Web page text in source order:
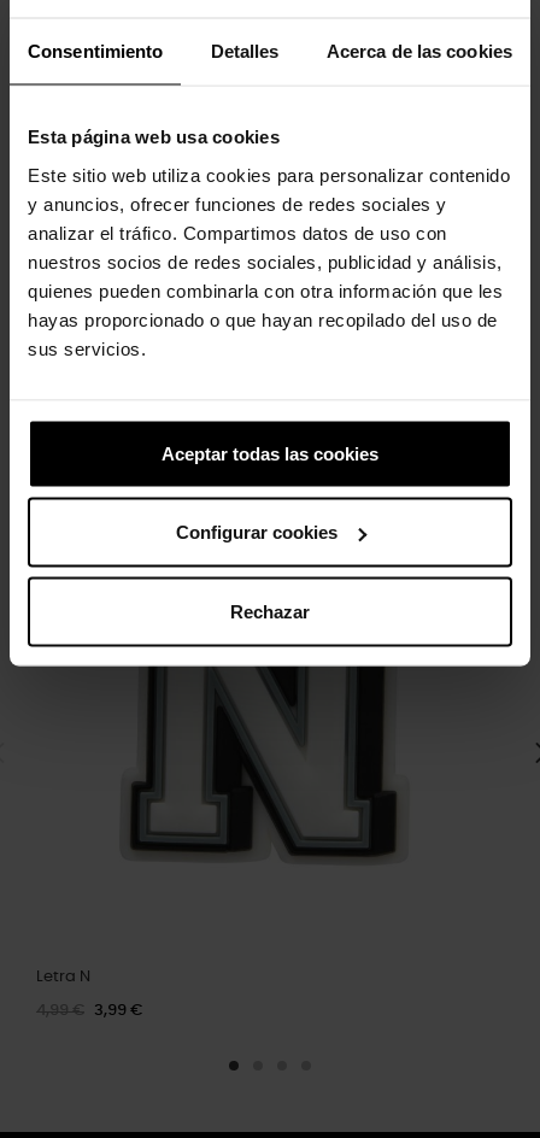
Consentimiento Detalles Acerca de las cookies
Esta página web usa cookies
Este sitio web utiliza cookies para personalizar contenido
y anuncios, ofrecer funciones de redes sociales y
analizar el tráfico. Compartimos datos de uso con
nuestros socios de redes sociales, publicidad y análisis,
quienes pueden combinarla con otra información que les
hayas proporcionado o que hayan recopilado del uso de
sus servicios.
Aceptar todas las cookies
Configurar cookies
Rechazar
4,99 € 3,99 €
luminoso
4,99 € 3,99 €
Letra N
4,99 € 3,99 €